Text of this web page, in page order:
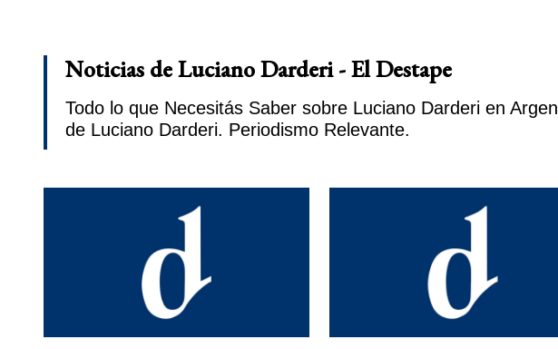
Noticias de Luciano Darderi - El Destape
Todo lo que Necesitás Saber sobre Luciano Darderi en
de Luciano Darderi. Periodismo Relevante.